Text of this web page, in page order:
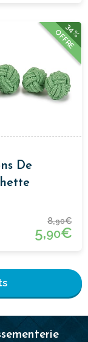
34%
OFFRE
De
8,90€
5,90€